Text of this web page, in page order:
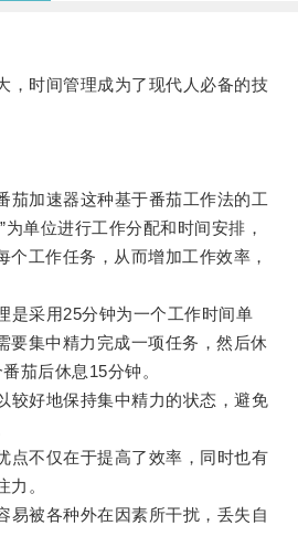
时间管理成为了现代人必备的技
加速器这种基于番茄工作法的工
为单位进行工作分配和时间安排，
个工作任务，从而增加工作效率，
采用25分钟为一个工作时间单
要集中精力完成一项任务，然后休
茄后休息15分钟。
好地保持集中精力的状态，避免
不仅在于提高了效率，同时也有
力。
被各种外在因素所干扰，丢失自